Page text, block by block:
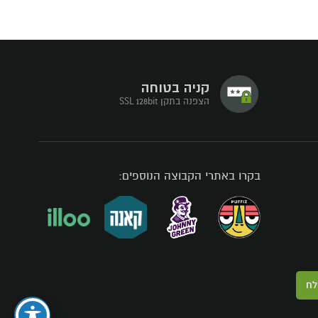
קניה בטוחה
הצפנה בתקן SSL 128bit
בקרו באתרי הקבוצה הנוספים: